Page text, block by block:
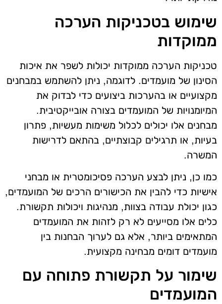
שימוש בטכניקות הערכה
ממוקדות
טכניקות הערכה ממוקדות יכולות לשפר את איכות
הסינון של מועמדים. לדוגמה, ניתן להשתמש במבחנים
מקצועיים או בהערכות ביצועים כדי לבדוק את
המיומנויות של המועמדים בצורה אובייקטיבית.
מבחנים אלו יכולים לכלול משימות מעשיות, פתרון
בעיות, או תרגילים קבוצתיים, בהתאם לדרישות
המשרה.
כמו כן, ניתן לבצע הערכה פסיכומטרית או מבחני
אישיות כדי להבין את הכישורים הרכים של המועמדים,
כגון יכולת עבודה בצוות, מנהיגות ויכולות תקשורת.
כלים אלו מסייעים לא רק לזהות את המועמדים
המתאימים ביותר, אלא גם לערוך הבחנות בין
מועמדים דומים מבחינה מקצועית.
שימור על תקשורת פתוחה עם
המועמדים